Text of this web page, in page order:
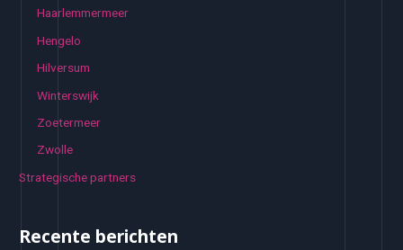
Haarlemmermeer
Hengelo
Hilversum
Winterswijk
Zoetermeer
Zwolle
Strategische partners
Recente berichten